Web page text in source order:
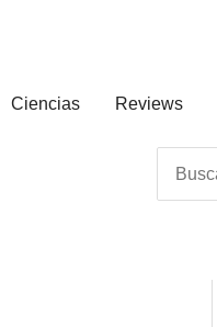
Ciencias Reviews
por: